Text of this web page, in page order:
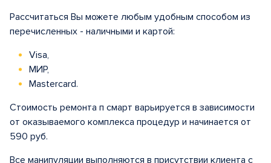
Рассчитаться Вы можете любым удобным способом из
перечисленных - наличными и картой:
Visa,
МИР,
Mastercard.
Стоимость ремонта п смарт варьируется в зависимости
от оказываемого комплекса процедур и начинается от
590 руб.
Все манипуляции выполняются в присутствии клиента с